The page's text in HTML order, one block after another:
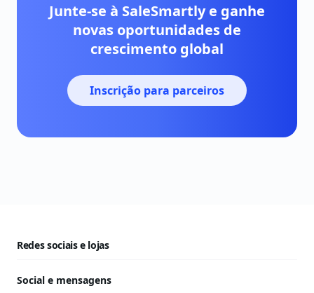
Junte-se à SaleSmartly e ganhe
novas oportunidades de
crescimento global
Inscrição para parceiros
Redes sociais e lojas
Social e mensagens